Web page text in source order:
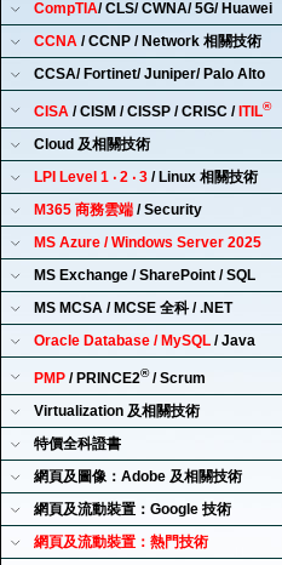
CompTIA/ CLS/ CWNA/ 5G/ Huawei
CCNA / CCNP / Network 相關技術
CCSA/ Fortinet/ Juniper/ Palo Alto
CISA / CISM / CISSP / CRISC / ITIL®
Cloud 及相關技術
LPI Level 1 ‧ 2 ‧ 3 / Linux 相關技術
M365 商務雲端 / Security
MS Azure / Windows Server 2025
MS Exchange / SharePoint / SQL
MS MCSA / MCSE 全科 / .NET
Oracle Database / MySQL / Java
PMP / PRINCE2®/ Scrum
Virtualization 及相關技術
特價全科證書
網頁及圖像：Adobe 及相關技術
網頁及流動裝置：Google 技術
網頁及流動裝置：熱門技術